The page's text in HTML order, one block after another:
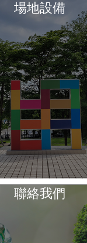
場地設備
聯絡我們